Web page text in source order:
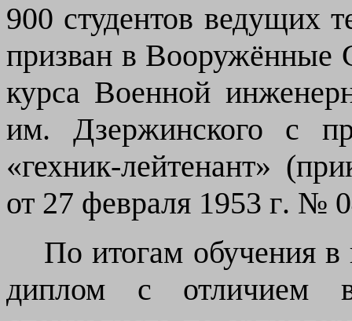
900 студентов ведущих
призван в Вооружённые
курса Военной
им. Дзержинского с
«гехник-лейтенант»
от 27 февраля 1953 г. №
По итогам обучения в
диплом с отличием